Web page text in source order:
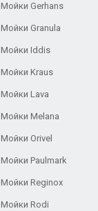
Мойки Gerhans
Мойки Granula
Мойки Iddis
Мойки Kraus
Мойки Lava
Мойки Melana
Мойки Orivel
Мойки Paulmark
Мойки Reginox
Мойки Rodi